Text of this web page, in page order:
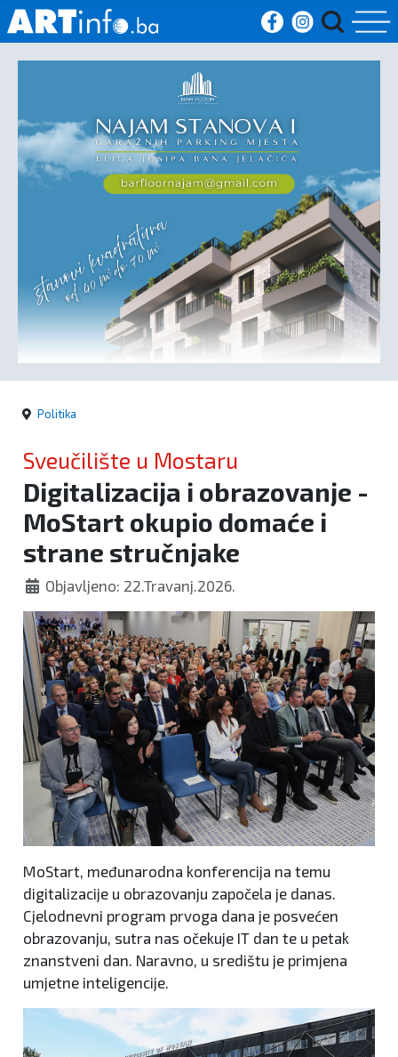
Vijesti
Sport
Crna
kronika
Politika
Politika
Sveučilište u Mostaru
Digitalizacija i obrazovanje -
MoStart okupio domaće i
strane stručnjake
Objavljeno: 22.Travanj.2026.
MoStart, međunarodna konferencija na temu
digitalizacije u obrazovanju započela je danas.
Cjelodnevni program prvoga dana je posvećen
obrazovanju, sutra nas očekuje IT dan te u petak
znanstveni dan. Naravno, u središtu je primjena
umjetne inteligencije.